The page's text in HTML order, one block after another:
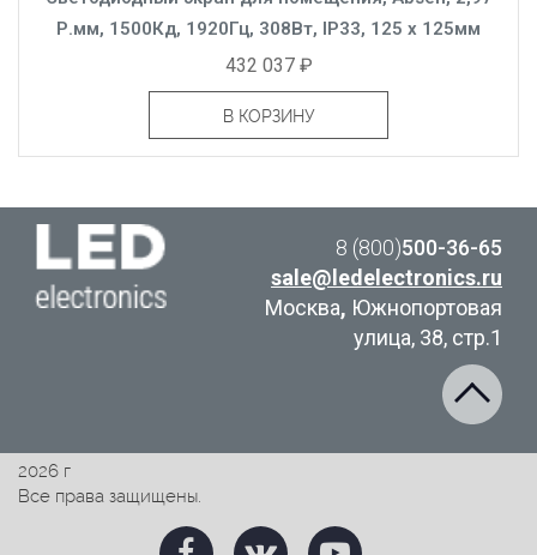
Р.мм, 1500Кд, 1920Гц, 308Вт, IP33, 125 x 125мм
432 037 ₽
В КОРЗИНУ
8 (800)500-36-65
sale@ledelectronics.ru
Москва, Южнопортовая
улица, 38, стр.1
2026 г
Все права защищены.